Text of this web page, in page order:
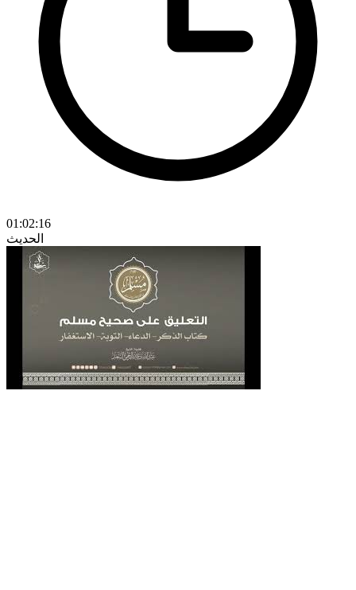
01:02:16
الحديث